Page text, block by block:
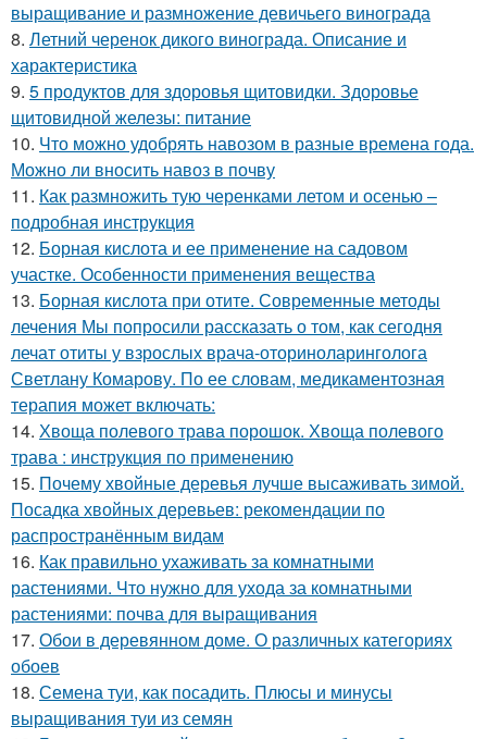
выращивание и размножение девичьего винограда
8. Летний черенок дикого винограда. Описание и
характеристика
9. 5 продуктов для здоровья щитовидки. Здоровье
щитовидной железы: питание
10. Что можно удобрять навозом в разные времена года.
Можно ли вносить навоз в почву
11. Как размножить тую черенками летом и осенью –
подробная инструкция
12. Борная кислота и ее применение на садовом
участке. Особенности применения вещества
13. Борная кислота при отите. Современные методы
лечения Мы попросили рассказать о том, как сегодня
лечат отиты у взрослых врача-оториноларинголога
Светлану Комарову. По ее словам, медикаментозная
терапия может включать:
14. Хвоща полевого трава порошок. Хвоща полевого
трава : инструкция по применению
15. Почему хвойные деревья лучше высаживать зимой.
Посадка хвойных деревьев: рекомендации по
распространённым видам
16. Как правильно ухаживать за комнатными
растениями. Что нужно для ухода за комнатными
растениями: почва для выращивания
17. Обои в деревянном доме. О различных категориях
обоев
18. Семена туи, как посадить. Плюсы и минусы
выращивания туи из семян